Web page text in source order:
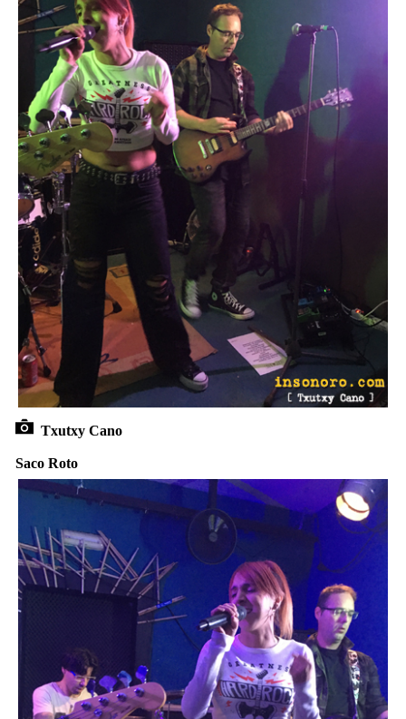
Txutxy Cano
Saco Roto